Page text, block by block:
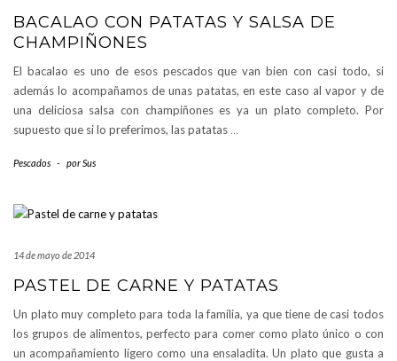
BACALAO CON PATATAS Y SALSA DE
CHAMPIÑONES
El bacalao es uno de esos pescados que van bien con casi todo, si
además lo acompañamos de unas patatas, en este caso al vapor y de
una deliciosa salsa con champiñones es ya un plato completo. Por
supuesto que si lo preferimos, las patatas …
Pescados - porSus
14 de mayo de 2014
PASTEL DE CARNE Y PATATAS
Un plato muy completo para toda la familia, ya que tiene de casi todos
los grupos de alimentos, perfecto para comer como plato único o con
un acompañamiento ligero como una ensaladita. Un plato que gusta a